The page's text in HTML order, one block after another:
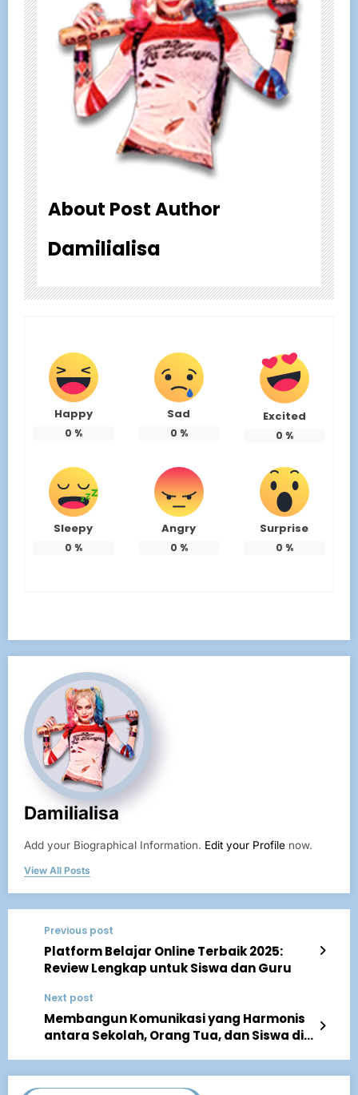
About Post Author
Damilialisa
Happy
0 %
Sad
0 %
Excited
0 %
Sleepy
0 %
Angry
0 %
Surprise
0 %
Damilialisa
Add your Biographical Information. Edit your Profile now.
View All Posts
Previous post
Platform Belajar Online Terbaik 2025:
Review Lengkap untuk Siswa dan Guru
Next post
Membangun Komunikasi yang Harmonis
antara Sekolah, Orang Tua, dan Siswa di